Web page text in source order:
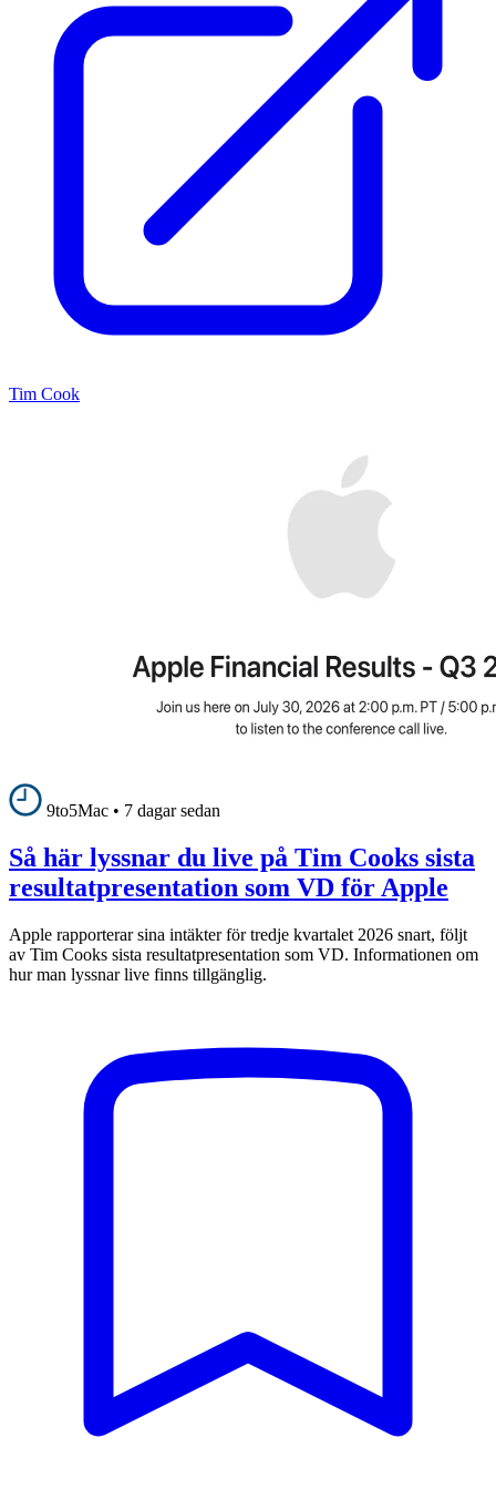
Tim Cook
9to5Mac • 7 dagar sedan
Så här lyssnar du live på Tim Cooks sista
resultatpresentation som VD för Apple
Apple rapporterar sina intäkter för tredje kvartalet 2026 snart, följt
av Tim Cooks sista resultatpresentation som VD. Informationen om
hur man lyssnar live finns tillgänglig.